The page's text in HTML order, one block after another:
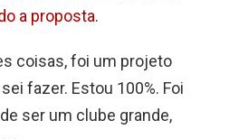
a proposta.
coisas, foi um projeto
fazer. Estou 100%. Foi
ser um clube grande,